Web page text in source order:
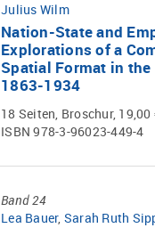
Julius Wilm
Nation-State and
Explorations of a
Spatial Format in the
1863-1934
18 Seiten, Broschur, 19,00
ISBN 978-3-96023-449-4
Band 24
Lea Bauer, Sarah Ruth